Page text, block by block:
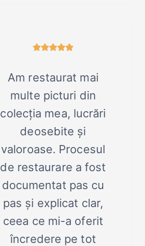
Am restaurat mai
multe picturi din
colecția mea, lucrări
deosebite și
valoroase. Procesul
de restaurare a fost
documentat pas cu
pas și explicat clar,
ceea ce mi-a oferit
încredere pe tot